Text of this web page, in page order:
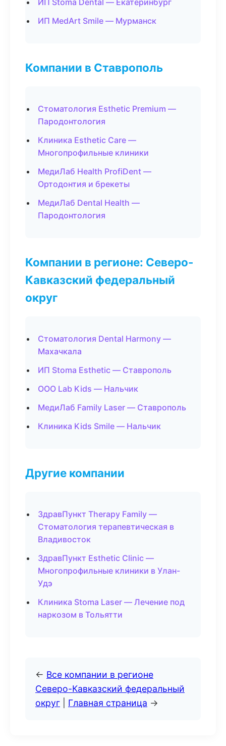
ИП Stoma Dental — Екатеринбург
ИП MedArt Smile — Мурманск
Компании в Ставрополь
Стоматология Esthetic Premium —
Пародонтология
Клиника Esthetic Care —
Многопрофильные клиники
МедиЛаб Health ProfiDent —
Ортодонтия и брекеты
МедиЛаб Dental Health —
Пародонтология
Компании в регионе: Северо-
Кавказский федеральный
округ
Стоматология Dental Harmony —
Махачкала
ИП Stoma Esthetic — Ставрополь
ООО Lab Kids — Нальчик
МедиЛаб Family Laser — Ставрополь
Клиника Kids Smile — Нальчик
Другие компании
ЗдравПункт Therapy Family —
Стоматология терапевтическая в
Владивосток
ЗдравПункт Esthetic Clinic —
Многопрофильные клиники в Улан-
Удэ
Клиника Stoma Laser — Лечение под
наркозом в Тольятти
← Все компании в регионе
Северо-Кавказский федеральный
округ
Главная страница →